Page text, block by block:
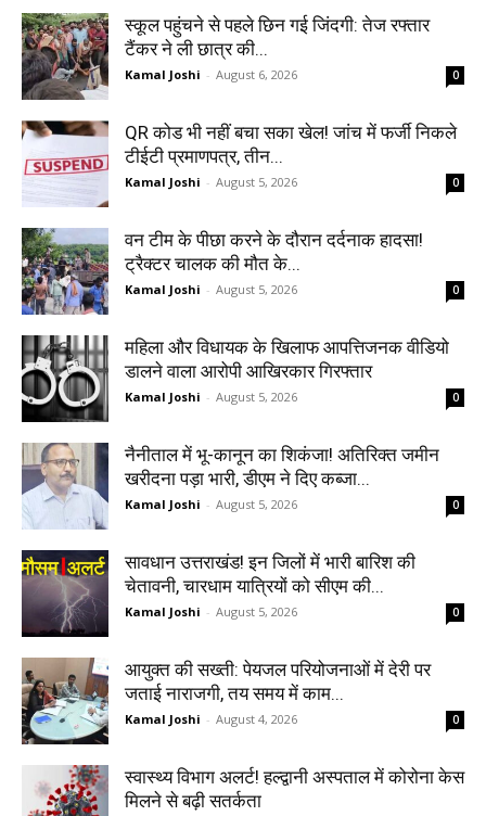
स्कूल पहुंचने से पहले छिन गई जिंदगी: तेज रफ्तार
टैंकर ने ली छात्र की...
Kamal Joshi - August 6, 2026 0
QR कोड भी नहीं बचा सका खेल! जांच में फर्जी निकले
टीईटी प्रमाणपत्र, तीन...
Kamal Joshi - August 5, 2026 0
वन टीम के पीछा करने के दौरान दर्दनाक हादसा!
ट्रैक्टर चालक की मौत के...
Kamal Joshi - August 5, 2026 0
महिला और विधायक के खिलाफ आपत्तिजनक वीडियो
डालने वाला आरोपी आखिरकार गिरफ्तार
Kamal Joshi - August 5, 2026 0
नैनीताल में भू-कानून का शिकंजा! अतिरिक्त जमीन
खरीदना पड़ा भारी, डीएम ने दिए कब्जा...
Kamal Joshi - August 5, 2026 0
सावधान उत्तराखंड! इन जिलों में भारी बारिश की
चेतावनी, चारधाम यात्रियों को सीएम की...
Kamal Joshi - August 5, 2026 0
आयुक्त की सख्ती: पेयजल परियोजनाओं में देरी पर
जताई नाराजगी, तय समय में काम...
Kamal Joshi - August 4, 2026 0
स्वास्थ्य विभाग अलर्ट! हल्द्वानी अस्पताल में कोरोना केस
मिलने से बढ़ी सतर्कता